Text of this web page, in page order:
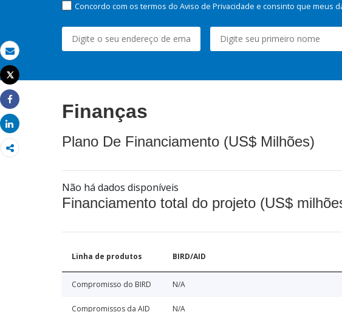
Email
Imprimir
Tweet
Share
Share
Concordo com os termos do Aviso de Privacidade e consinto que meus
Finanças
Plano De Financiamento (US$ Milhões)
Não há dados disponíveis
Financiamento total do projeto (US$
Linha de produtos BIRD/AID
Compromisso do BIRD N/A
Compromissos da AID N/A